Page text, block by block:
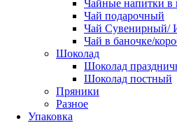
Чайные напитки в
Чай подарочный
Чай Сувенирный/
Чай в баночке/
Шоколад
Шоколад
Шоколад постный
Пряники
Разное
Упаковка